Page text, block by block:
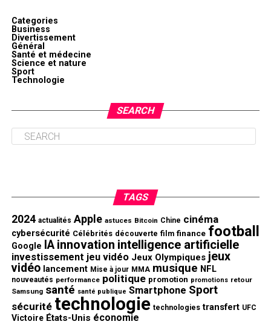
Categories
Business
Divertissement
Général
Santé et médecine
Science et nature
Sport
Technologie
SEARCH
TAGS
2024 actualités Apple astuces Bitcoin Chine cinéma
cybersécurité Célébrités découverte film finance football
Google IA innovation intelligence artificielle
investissement jeu vidéo Jeux Olympiques jeux
vidéo lancement Mise à jour MMA musique NFL
nouveautés performance politique promotion promotions retour
Samsung santé santé publique Smartphone Sport
sécurité technologie technologies transfert UFC
Victoire États-Unis économie